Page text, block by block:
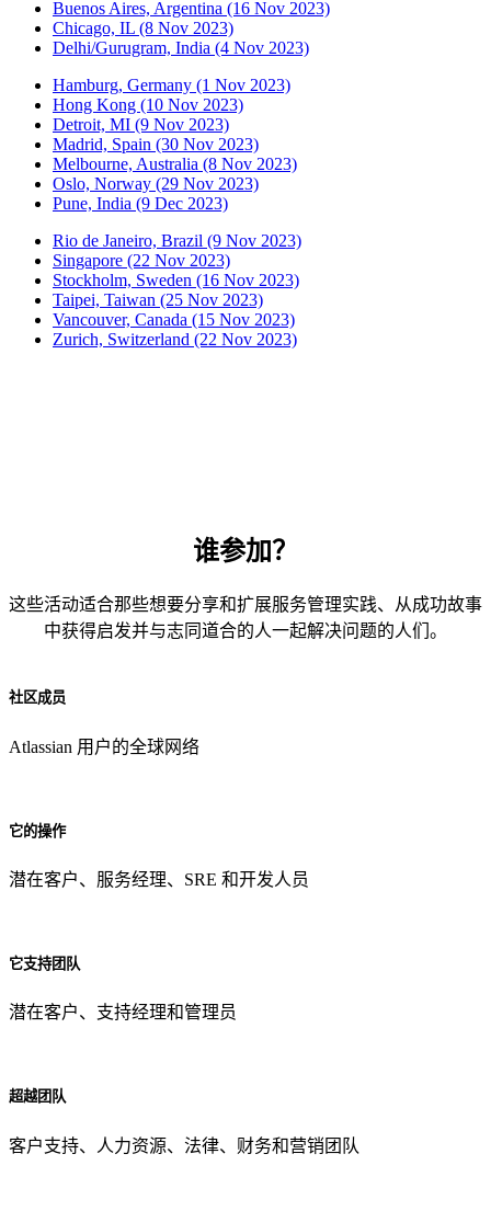
Buenos Aires, Argentina (16 Nov 2023)
Chicago, IL (8 Nov 2023)
Delhi/Gurugram, India (4 Nov 2023)
Hamburg, Germany (1 Nov 2023)
Hong Kong (10 Nov 2023)
Detroit, MI (9 Nov 2023)
Madrid, Spain (30 Nov 2023)
Melbourne, Australia (8 Nov 2023)
Oslo, Norway (29 Nov 2023)
Pune, India (9 Dec 2023)
Rio de Janeiro, Brazil (9 Nov 2023)
Singapore (22 Nov 2023)
Stockholm, Sweden (16 Nov 2023)
Taipei, Taiwan (25 Nov 2023)
Vancouver, Canada (15 Nov 2023)
Zurich, Switzerland (22 Nov 2023)
谁参加？
这些活动适合那些想要分享和扩展服务管理实践、从成功故事
中获得启发并与志同道合的人一起解决问题的人们。
社区成员
Atlassian 用户的全球网络
它的操作
潜在客户、服务经理、SRE 和开发人员
它支持团队
潜在客户、支持经理和管理员
超越团队
客户支持、人力资源、法律、财务和营销团队